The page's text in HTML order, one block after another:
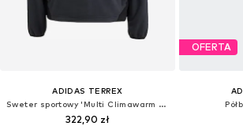
ADIDAS TERREX
Sweter sportowy 'Multi Climawarm Fleece'
322,90 zł
OFERTA